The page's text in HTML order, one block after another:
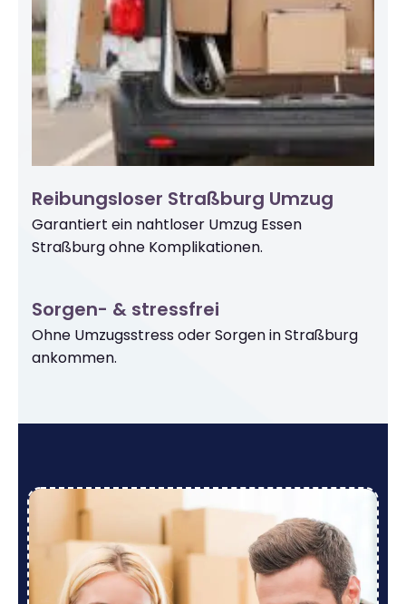
Reibungsloser Straßburg Umzug
Garantiert ein nahtloser Umzug Essen
Straßburg ohne Komplikationen.
Sorgen- & stressfrei
Ohne Umzugsstress oder Sorgen in Straßburg
ankommen.